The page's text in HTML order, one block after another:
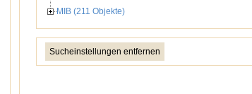
MIB (211 Objekte)
Sucheinstellungen entfernen